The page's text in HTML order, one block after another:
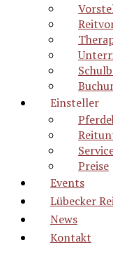
Einsteller
Preise
Events
Lübecker
News
Kontakt